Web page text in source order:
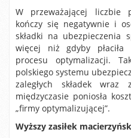
W przeważającej liczbie
kończy się negatywnie i
składki na ubezpieczenia
więcej niż gdyby płaciła
procesu optymalizacji.
polskiego systemu
zaległych składek
międzyczasie poniosła
„firmy optymalizującej”.
Wyższy zasiłek